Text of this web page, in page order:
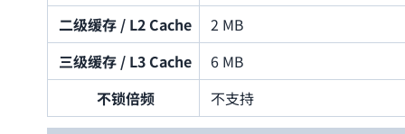
二级缓存 / L2 Cache
2 MB
三级缓存 / L3 Cache
6 MB
不锁倍频
不支持